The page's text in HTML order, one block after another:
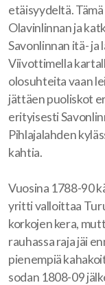
etäisyydeltä. Tämä
Olavinlinnan ja
Savonlinnan itä- ja
Viivottimella
olosuhteita vaan
jättäen puoliskot
erityisesti
Pihlajalahden
kahtia.
Vuosina 1788-90
yritti valloittaa
korkojen kera,
rauhassa raja jäi
pienempiä
sodan 1808-09